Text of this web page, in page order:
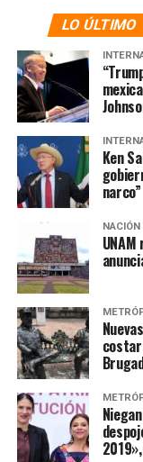
NOTAS
CONFINAMIENTO
GOBERNADORES
SALUD
SECTOR
VIOLENCIA
PAN demanda al
ante la pandemia
NO TE PIERDAS
Salud amplía
detección de
LO ÚLTIMO
Ken
narco”
NACIÓN